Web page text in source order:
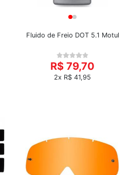
Fluido de Freio DOT 5.1 Motul
R$ 79,70
2x R$ 41,95